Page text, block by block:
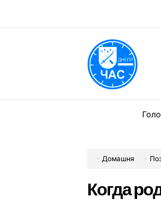
вмісту
Домашня
Когда